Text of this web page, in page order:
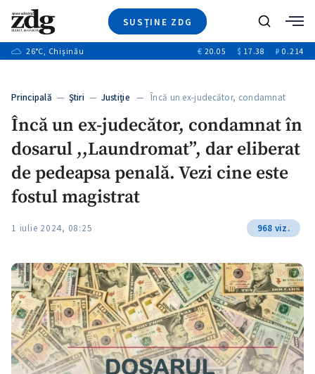
SUSȚINE ZDG
Ştiri
+13
Video
Special
Blog
ZdGust
Caută
26°C, Chișinău € 20.05 $ 17.38 ₽ 0.214
Principală — Ştiri — Justiție— Încă un ex-judecător, condamnat
Încă un ex-judecător, condamnat în
dosarul ,,Laundromat”, dar eliberat
de pedeapsa penală. Vezi cine este
fostul magistrat
1 iulie 2024, 08:25 968 viz.